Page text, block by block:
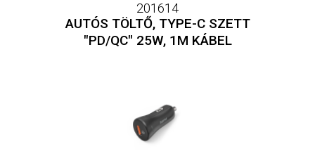
201614
AUTÓS TÖLTŐ, TYPE-C SZETT
"PD/QC" 25W, 1M KÁBEL